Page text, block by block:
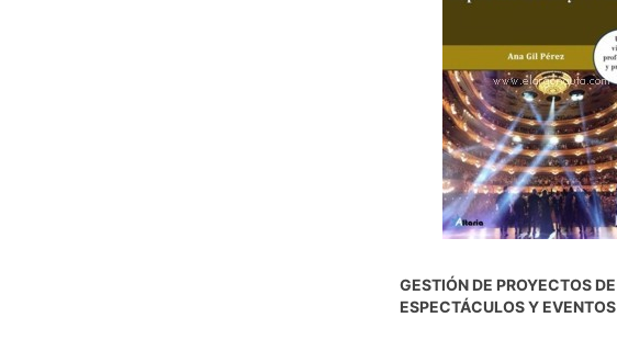
GESTIÓN DE PROYECTOS DE
ESPECTÁCULOS Y EVENTOS